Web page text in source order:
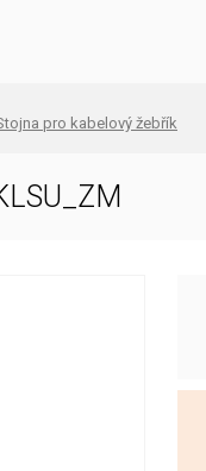
pro kabelový žebřík